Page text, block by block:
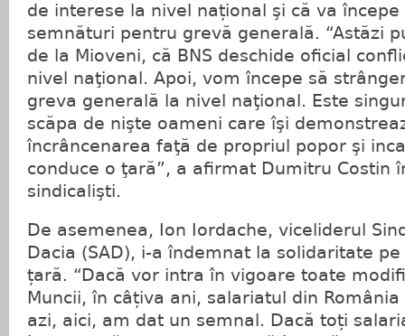
de interese la nivel național şi că va începe
semnături pentru grevă generală. “Astăzi
de la Mioveni, că BNS deschide oficial
nivel naţional. Apoi, vom începe să
greva generală la nivel naţional. Este
scăpa de nişte oameni care îşi
încrâncenarea faţă de propriul popor şi
conduce o ţară”, a afirmat Dumitru Costin
sindicalişti.
De asemenea, Ion Iordache, viceliderul
Dacia (SAD), i-a îndemnat la solidaritate
țară. “Dacă vor intra în vigoare toate
Muncii, în câțiva ani, salariatul din
azi, aici, am dat un semnal. Dacă toți